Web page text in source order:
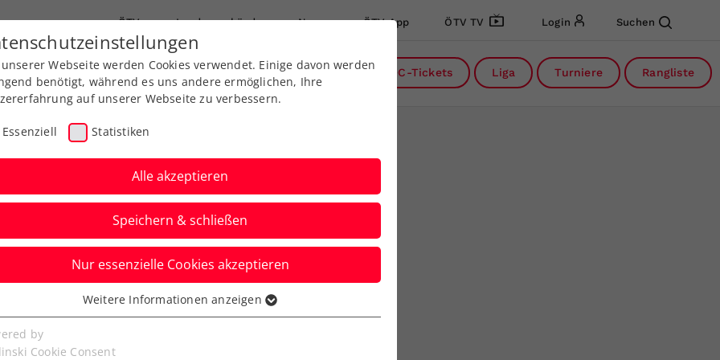
ÖTV Landesverbände News ÖTV App ÖTV TV Login Suchen
Ausbildung Services Über uns DC-Tickets Liga Turniere Rangliste
jubelt zum
in Telfs über Titel
Webseite werden Cookies verwendet. Einige davon werden
benötigt, während es uns andere ermöglichen, Ihre
auf unserer Webseite zu verbessern.
Essenziell Statistiken
Alle akzeptieren
Speichern & schließen
Nur essenzielle Cookies akzeptieren
Cookies werden für grundlegende Funktionen der
benötigt. Dadurch ist gewährleistet, dass die Webseite
Weitere Informationen anzeigen
by
Cookie Consent